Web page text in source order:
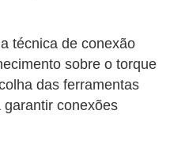
técnica de conexão
sobre o torque
das ferramentas
conexões